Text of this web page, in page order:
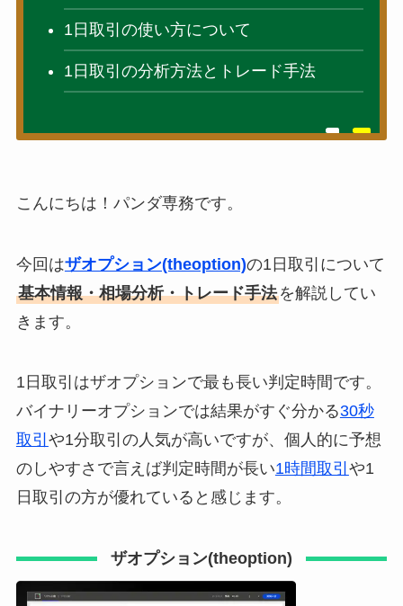
1日取引の使い方について
1日取引の分析方法とトレード手法
こんにちは！パンダ専務です。
今回はザオプション(theoption)の1日取引について
基本情報・相場分析・トレード手法を解説してい
きます。
1日取引はザオプションで最も長い判定時間です。
バイナリーオプションでは結果がすぐ分かる30秒
取引 や1分取引の人気が高いですが、個人的に予想
のしやすさで言えば判定時間が長い1時間取引 や1
日取引の方が優れていると感じます。
ザオプション(theoption)